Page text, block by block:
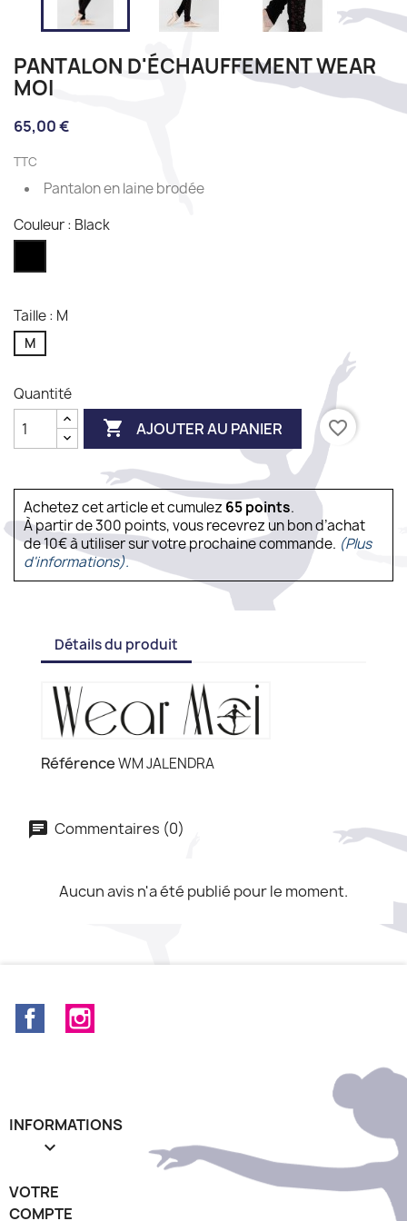
PANTALON D'ÉCHAUFFEMENT WEAR
MOI
65,00 €
TTC
Pantalon en laine brodée
Couleur : Black
Taille : M
M
Quantité
 AJOUTER AU PANIER favorite_border
Achetez cet article et cumulez 65points.
À partir de 300 points, vous recevrez un bon d’achat
de 10€ à utiliser sur votre prochaine commande. (Plus
d'informations).
Détails du produit
RéférenceWM JALENDRA
Commentaires (0)
Aucun avis n'a été publié pour le moment.
Facebook
INFORMATIONS

VOTRE
COMPTE